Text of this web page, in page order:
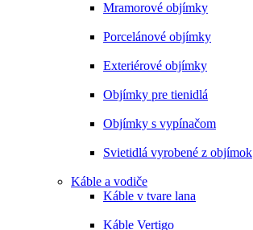
Mramorové objímky
Porcelánové objímky
Exteriérové objímky
Objímky pre tienidlá
Objímky s vypínačom
Svietidlá vyrobené z objímok
Káble a vodiče
Káble v tvare lana
Káble Vertigo